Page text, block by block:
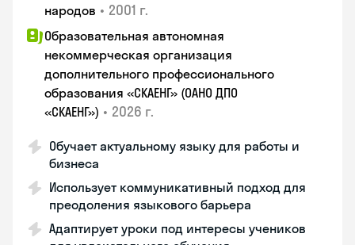
народов • 2001 г.
Образовательная автономная
некоммерческая организация
дополнительного профессионального
образования «СКАЕНГ» (ОАНО ДПО
«СКАЕНГ») • 2026 г.
Обучает актуальному языку для работы и
бизнеса
Использует коммуникативный подход для
преодоления языкового барьера
Адаптирует уроки под интересы учеников